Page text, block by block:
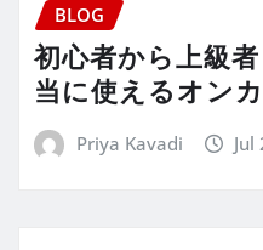
BLOG
初心者から上級
当に使えるオン
Priya Kavadi Jul